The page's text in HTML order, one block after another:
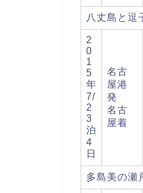
八丈島と
2
0
1
5
年
7/
2
3
泊
4
日
名古
屋港
発
名古
屋着
多島美の瀬